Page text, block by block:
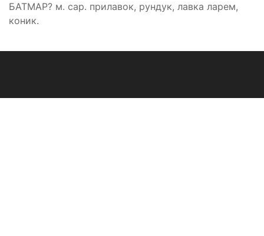
БАТМАР? м. сар. прилавок, рундук, лавка ларем,
коник.